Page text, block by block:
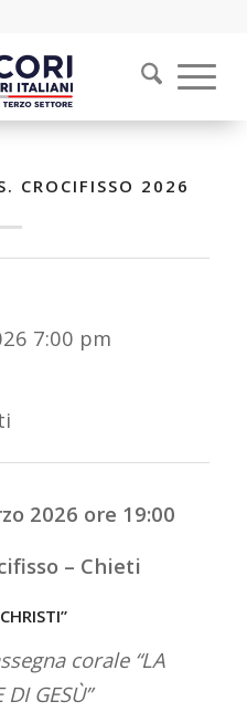
CROCIFISSO 2026
7:00 pm
2026 ore 19:00
– Chieti
corale “LA
DI GESÙ”